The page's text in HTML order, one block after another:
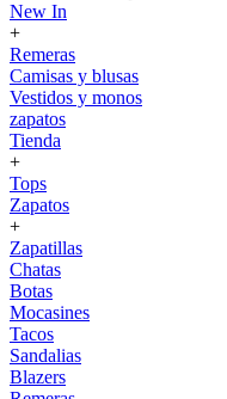
New In
+
Remeras
Camisas y blusas
Vestidos y monos
zapatos
Tienda
+
Tops
Zapatos
+
Zapatillas
Chatas
Botas
Mocasines
Tacos
Sandalias
Blazers